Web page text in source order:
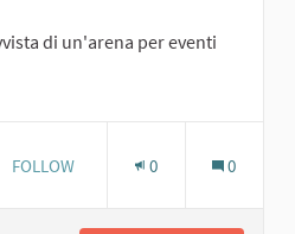
di un'arena per eventi
3 FOLLOWERS
FOLLOW 0 0